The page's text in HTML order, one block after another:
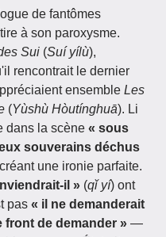
de fantômes
à son paroxysme.
Sui (Suí yílù),
rencontrait le dernier
ensemble Les
(Yùshù Hòutínghuā). Li
dans la scène « sous
souverains déchus
une ironie parfaite.
il » (qǐ yí) ont
pas « il ne demanderait
front de demander » —